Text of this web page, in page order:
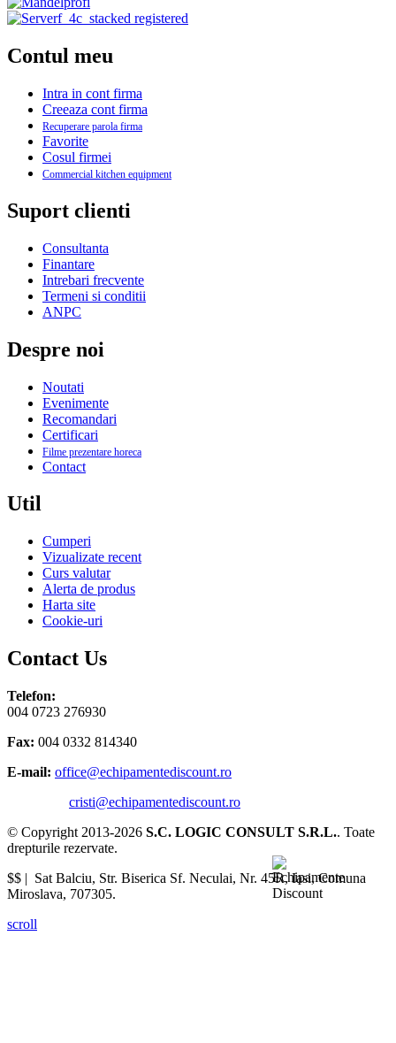
Contul meu
Intra in cont firma
Creeaza cont firma
Recuperare parola firma
Favorite
Cosul firmei
Commercial kitchen equipment
Suport clienti
Consultanta
Finantare
Intrebari frecvente
Termeni si conditii
ANPC
Despre noi
Noutati
Evenimente
Recomandari
Certificari
Filme prezentare horeca
Contact
Util
Cumperi
Vizualizate recent
Curs valutar
Alerta de produs
Harta site
Cookie-uri
Contact Us
Telefon:
004 0723 276930
Fax: 004 0332 814340
E-mail: office@echipamentediscount.ro
cristi@echipamentediscount.ro
© Copyright 2013-2026 S.C. LOGIC CONSULT S.R.L.. Toate
drepturile rezervate.
$$ | Sat Balciu, Str. Biserica Sf. Neculai, Nr. 45R,Iasi,Comuna
Miroslava, 707305.
scroll